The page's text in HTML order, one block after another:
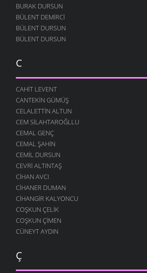
BURAK DURSUN
BÜLENT DEMIRCI
BÜLENT DURSUN
BÜLENT DURSUN
C
CAHIT LEVENT
CANTEKIN GÜMÜŞ
CELALETTIN ALTUN
CEM SILAHTAROĞLLU
CEMAL GENÇ
CEMAL ŞAHIN
CEMIL DURSUN
CEVRI ALTINTAŞ
CIHAN AVCI
CIHANER DUMAN
CIHANGIR KALYONCU
COŞKUN ÇELIK
COŞKUN ÇIMEN
CÜNEYT AYDIN
Ç